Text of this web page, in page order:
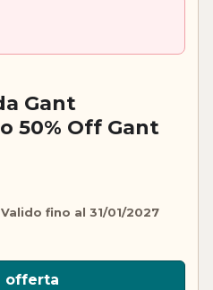
Gant
50% Off Gant
Valido fino al 31/01/2027
offerta